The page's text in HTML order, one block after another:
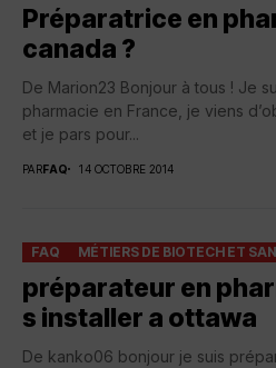
Préparatrice en
canada ?
De Marion23 Bonjour à tous ! Je
pharmacie en France, je viens
et je pars pour...
PARFAQ 14 OCTOBRE 2014
FAQ MÉTIERS DE BIOTECH ET
préparateur en
s installer a ottawa
De kanko06 bonjour je suis